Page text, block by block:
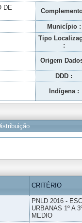
DE
Município :
Tipo
:
Origem
DDD :
Indígena :
CRITÉRIO
PNLD 2016 -
URBANAS 1º A
MEDIO